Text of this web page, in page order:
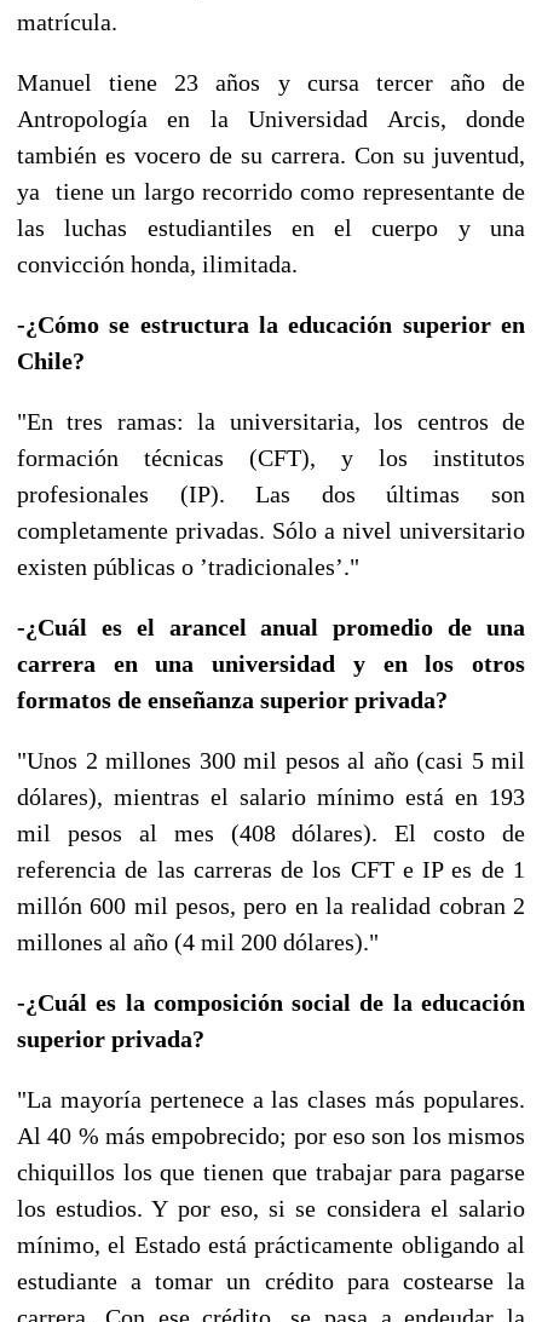
matrícula.
Manuel tiene 23 años y cursa tercer año de
Antropología en la Universidad Arcis, donde
también es vocero de su carrera. Con su juventud,
ya tiene un largo recorrido como representante de
las luchas estudiantiles en el cuerpo y una
convicción honda, ilimitada.
-¿Cómo se estructura la educación superior en
Chile?
"En tres ramas: la universitaria, los centros de
formación técnicas (CFT), y los institutos
profesionales (IP). Las dos últimas son
completamente privadas. Sólo a nivel universitario
existen públicas o ’tradicionales’."
-¿Cuál es el arancel anual promedio de una
carrera en una universidad y en los otros
formatos de enseñanza superior privada?
"Unos 2 millones 300 mil pesos al año (casi 5 mil
dólares), mientras el salario mínimo está en 193
mil pesos al mes (408 dólares). El costo de
referencia de las carreras de los CFT e IP es de 1
millón 600 mil pesos, pero en la realidad cobran 2
millones al año (4 mil 200 dólares)."
-¿Cuál es la composición social de la educación
superior privada?
"La mayoría pertenece a las clases más populares.
Al 40 % más empobrecido; por eso son los mismos
chiquillos los que tienen que trabajar para pagarse
los estudios. Y por eso, si se considera el salario
mínimo, el Estado está prácticamente obligando al
estudiante a tomar un crédito para costearse la